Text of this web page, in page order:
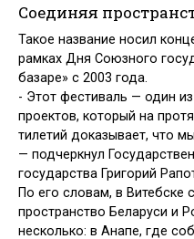
Соединяя
Такое название носил
рамках Дня Союзного
базаре» с 2003 года.
- Этот фестиваль — один
проектов, кото­рый на
тилетий доказывает, что
— подчеркнул
государства Григорий
По его словам, в Витебске
пространство Беларуси и
несколько: в Анапе, где